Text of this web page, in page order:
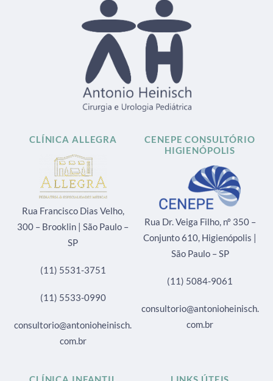
CLÍNICA ALLEGRA
Rua Francisco Dias Velho,
300 – Brooklin | São Paulo –
SP
(11) 5531-3751
(11) 5533-0990
consultorio@antonioheinisch.
com.br
CENEPE CONSULTÓRIO
HIGIENÓPOLIS
Rua Dr. Veiga Filho, nº 350 –
Conjunto 610, Higienópolis |
São Paulo – SP
(11) 5084-9061
consultorio@antonioheinisch.
com.br